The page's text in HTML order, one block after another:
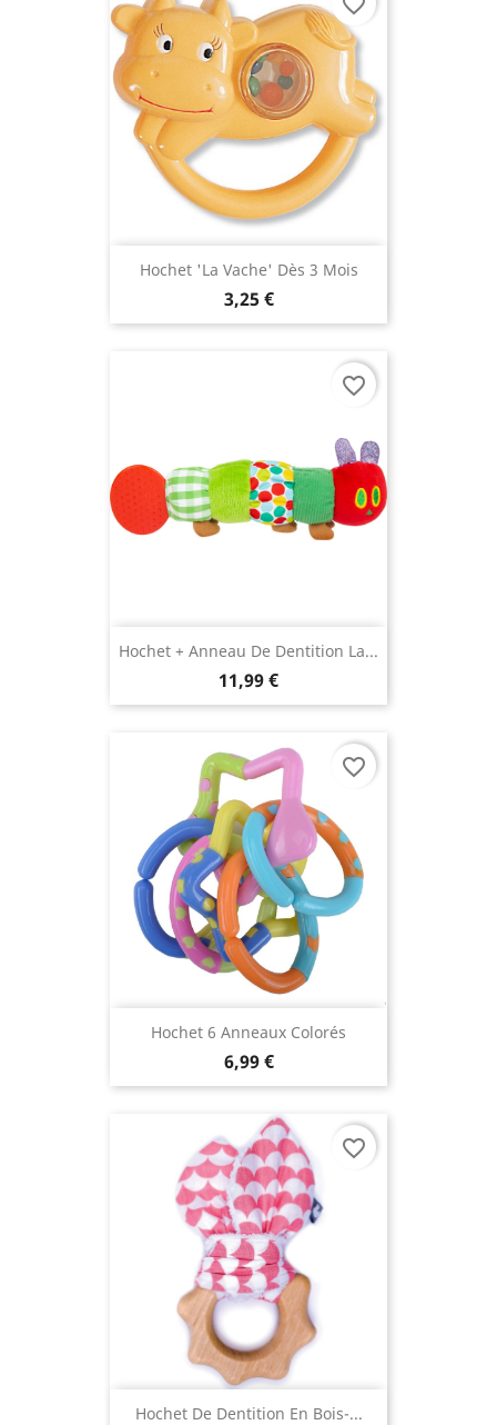
Hochet 'la Vache' Dès 3 Mois
3,25 €
Hochet + Anneau De Dentition La...
11,99 €
favorite_border
Hochet 6 Anneaux Colorés
6,99 €
favorite_border
Hochet De Dentition En Bois-...
favorite_border